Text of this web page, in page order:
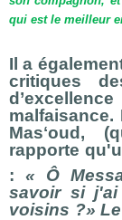
qui est le meilleur
Il a
critiques
malfaisance.
Masʻoud,
rapporte
:« Ô
savoir si
voisins ?»